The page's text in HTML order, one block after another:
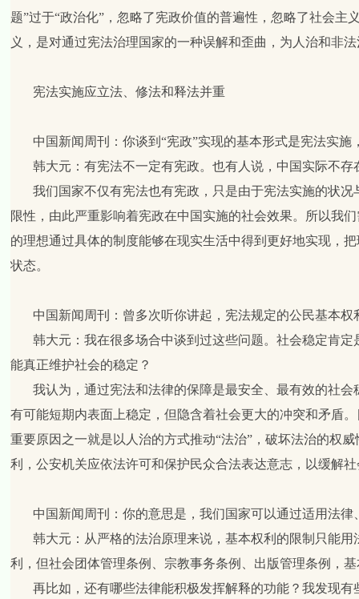
题”过于“政治化”，忽略了宪政价值的普遍性，忽略了社会
义，是对通过宪法治理国家的一种误解和歪曲，为人治和非
宪法实施应立法、修法和释法并重
中国新闻周刊：你谈到“宪政”实现的基本形式是宪法实施
韩大元： 有宪法不一定有宪政。也有人说，中国实际不
我们国家不仅有宪法也有宪政，只是由于宪法实施的状
限性，由此严重影响着宪政在中国实施的社会效果。所以我
的理想通过具体的制度能够在现实生活中得到更好地实现，
状态。
中国新闻周刊：曾多次听你讲起，宪法规定的公民基本
韩大元： 我在很多场合中谈到过这些问题。社会稳定肯
能真正维护社会的稳定？
我认为，通过宪法和法律的保障是最安全、最有效的社
有可能短期内表面上稳定，但隐含着社会更大的冲突和矛盾
重要原因之一就是以人治的方式推动“法治”，破坏法治的权
利，公安机关应依法许可和保护民众合法表达意志，以缓解
中国新闻周刊：你的意思是，我们国家可以通过适用法
韩大元： 从严格的法治原理来说，基本权利的限制只能
利，但社会团体管理条例、宗教事务条例、出版管理条例，
再比如，还有哪些法律能积极发挥解释的功能？我发现